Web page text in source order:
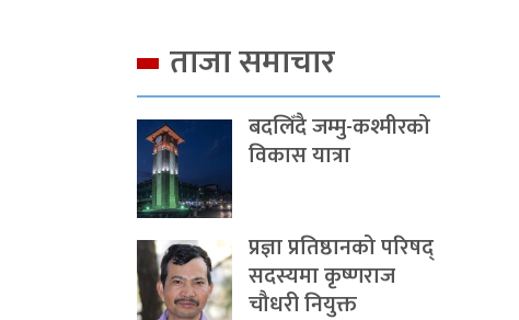
ताजा समाचार
बदलिँदै जम्मु-कश्मीरको
विकास यात्रा
प्रज्ञा प्रतिष्ठानको परिषद्
सदस्यमा कृष्णराज
चौधरी नियुक्त